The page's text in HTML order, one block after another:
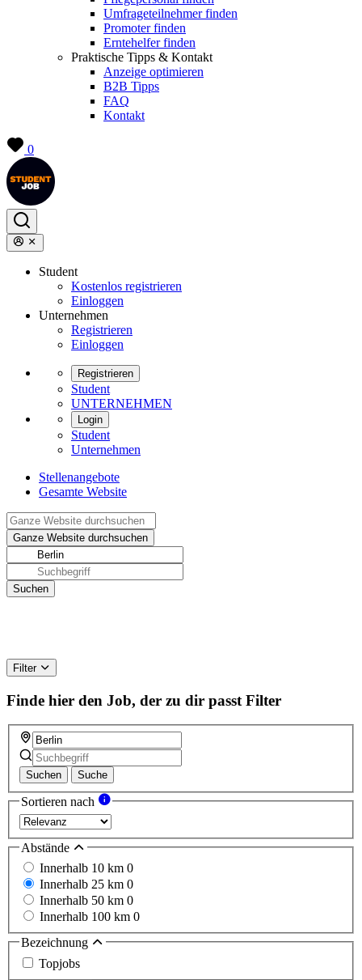
Umfrageteilnehmer finden
Promoter finden
Erntehelfer finden
Praktische Tipps & Kontakt
Anzeige optimieren
B2B Tipps
FAQ
Kontakt
0
Student
Kostenlos registrieren
Einloggen
Unternehmen
Registrieren
Einloggen
Registrieren
Student
UNTERNEHMEN
Login
Student
Unternehmen
Stellenangebote
Gesamte Website
Filter
Finde hier den Job, der zu dir passt Filter
Suchen Suche
Sortieren nach
Abstände
Innerhalb 10 km 0
Innerhalb 25 km 0
Innerhalb 50 km 0
Innerhalb 100 km 0
Bezeichnung
Topjobs